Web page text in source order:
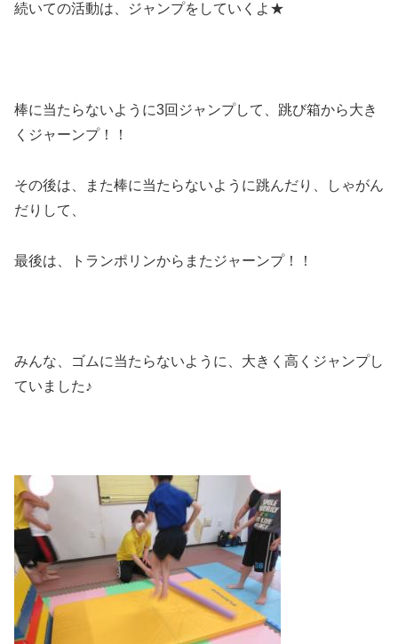
続いての活動は、ジャンプをしていくよ★
棒に当たらないように3回ジャンプして、跳び箱から大き
くジャーンプ！！
その後は、また棒に当たらないように跳んだり、しゃがん
だりして、
最後は、トランポリンからまたジャーンプ！！
みんな、ゴムに当たらないように、大きく高くジャンプし
ていました♪